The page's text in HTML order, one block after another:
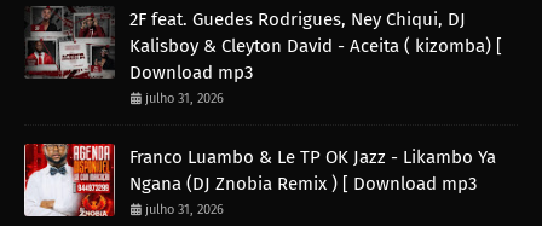
2F feat. Guedes Rodrigues, Ney Chiqui, DJ
Kalisboy & Cleyton David - Aceita ( kizomba) [
Download mp3
julho 31, 2026
Franco Luambo & Le TP OK Jazz - Likambo Ya
Ngana (DJ Znobia Remix ) [ Download mp3
julho 31, 2026